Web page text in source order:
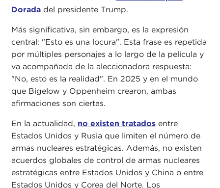
Doradadel presidente Trump.
Más significativa, sin embargo, es la expresión
central: "Esto es una locura". Esta frase es repetida
por múltiples personajes a lo largo de la película y
va acompañada de la aleccionadora respuesta:
"No, esto es la realidad". En 2025 y en el mundo
que Bigelow y Oppenheim crearon, ambas
afirmaciones son ciertas.
En la actualidad, no existen tratadosentre
Estados Unidos y Rusia que limiten el número de
armas nucleares estratégicas. Además, no existen
acuerdos globales de control de armas nucleares
estratégicas entre Estados Unidos y China o entre
Estados Unidos y Corea del Norte. Los